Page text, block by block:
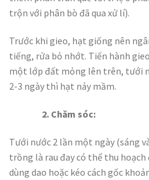
trộn với phân bò đã qua xử lí).
Trước khi gieo, hạt giống nên
tiếng, rửa bỏ nhớt. Tiến hành
một lớp đất mỏng lên trên, tưới
2-3 ngày thì hạt nảy mầm.
2. Chăm sóc:
Tưới nước 2 lần một ngày (sáng
trồng là rau đay có thể thu
dùng dao hoặc kéo cách gốc